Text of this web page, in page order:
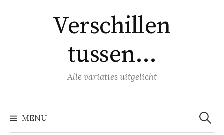
Verschillen
tussen…
Alle variaties uitgelicht
MENU
Zoeken
naar: